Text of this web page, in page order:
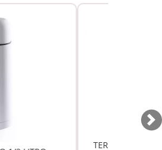
TERMO CONTIGO THERMALOCK